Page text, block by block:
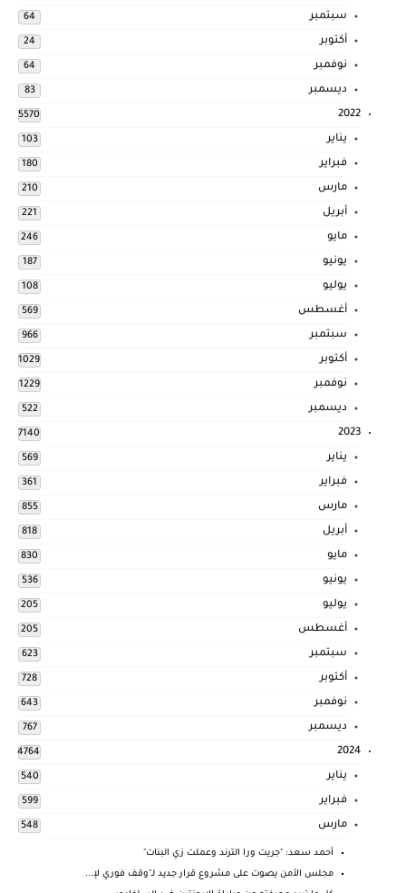
سبتمبر 64
أكتوبر 24
نوفمبر 64
ديسمبر 83
2022
5570
يناير 103
فبراير 180
مارس 210
أبريل 221
مايو 246
يونيو 187
يوليو 108
أغسطس 569
سبتمبر 966
أكتوبر 1029
نوفمبر 1229
ديسمبر 522
2023
7140
يناير 569
فبراير 361
مارس 855
أبريل 818
مايو 830
يونيو 536
يوليو 205
أغسطس 205
سبتمبر 623
أكتوبر 728
نوفمبر 643
ديسمبر 767
2024
4764
يناير 540
فبراير 599
مارس 548
أحمد سعد: "جريت ورا الترند وعملت زي البنات"
مجلس الأمن يصوت على مشروع قرار جديد لـ"وقف فوري لإ...